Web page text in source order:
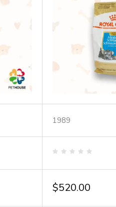
1989
de
5
$520.00